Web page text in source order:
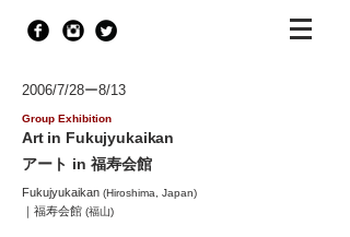
2006/7/28ー8/13
Group Exhibition
Art in Fukujyukaikan
アート in 福寿会館
Fukujyukaikan (Hiroshima, Japan)
｜ 福寿会館 (福山)